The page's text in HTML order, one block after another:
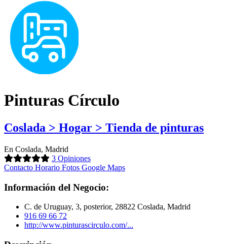
Pinturas Círculo
Coslada > Hogar > Tienda de pinturas
En Coslada, Madrid
3 Opiniones
Contacto Horario Fotos Google Maps
Información del Negocio:
C. de Uruguay, 3, posterior, 28822 Coslada, Madrid
916 69 66 72
http://www.pinturascirculo.com/...